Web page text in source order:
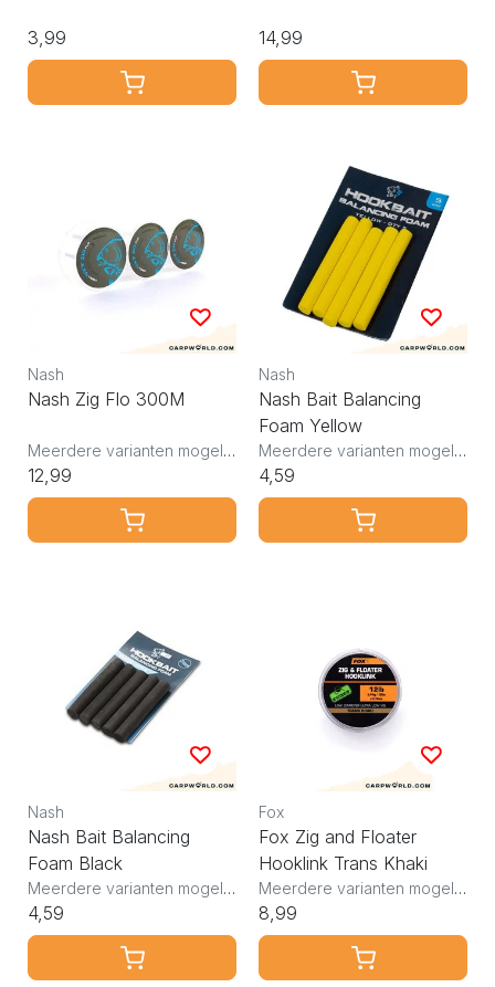
3,99 14,99
Nash
Nash Zig Flo 300M
Meerdere varianten mogelijk
12,99
Nash
Nash Bait Balancing
Foam Yellow
Meerdere varianten mogelijk
4,59
Nash
Nash Bait Balancing
Foam Black
Meerdere varianten mogelijk
4,59
Fox
Fox Zig and Floater
Hooklink Trans Khaki
Meerdere varianten mogelijk
8,99